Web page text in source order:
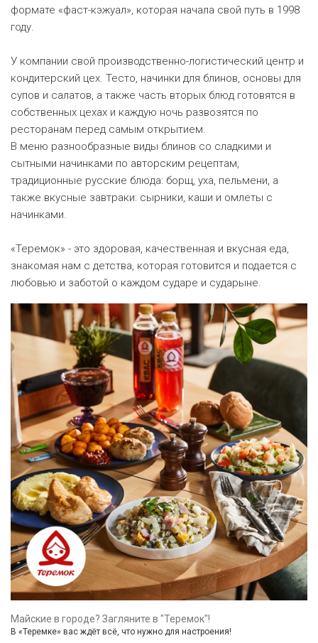
формате «фаст-кэжуал», которая начала свой путь в 1998
году.
У компании свой производственно-логистический центр и
кондитерский цех. Тесто, начинки для блинов, основы для
супов и салатов, а также часть вторых блюд готовятся в
собственных цехах и каждую ночь развозятся по
ресторанам перед самым открытием.
В меню разнообразные виды блинов со сладкими и
сытными начинками по авторским рецептам,
традиционные русские блюда: борщ, уха, пельмени, а
также вкусные завтраки: сырники, каши и омлеты с
начинками.
«Теремок» - это здоровая, качественная и вкусная еда,
знакомая нам с детства, которая готовится и подается с
любовью и заботой о каждом сударе и сударыне.
Майские в городе? Загляните в "Теремок"!
В «Теремке» вас ждёт всё, что нужно для настроения!